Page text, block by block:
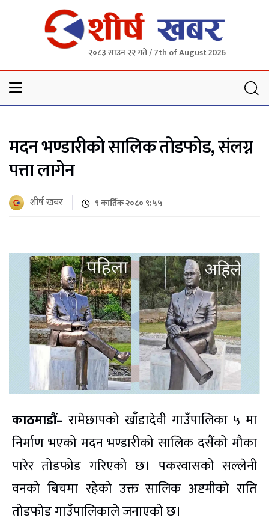
२०८३ साउन २२ गते / 7th of August 2026
मदन भण्डारीको सालिक तोडफोड, संलग्न
पत्ता लागेन
शीर्ष खबर ९ कार्तिक २०८० ९:५५
काठमाडौं– रामेछापको खाँडादेवी गाउँपालिका ५ मा
निर्माण भएको मदन भण्डारीको सालिक दसैंको मौका
पारेर तोडफोड गरिएको छ। पकरवासको सल्लेनी
वनको बिचमा रहेको उक्त सालिक अष्टमीको राति
तोडफोड गाउँपालिकाले जनाएको छ।